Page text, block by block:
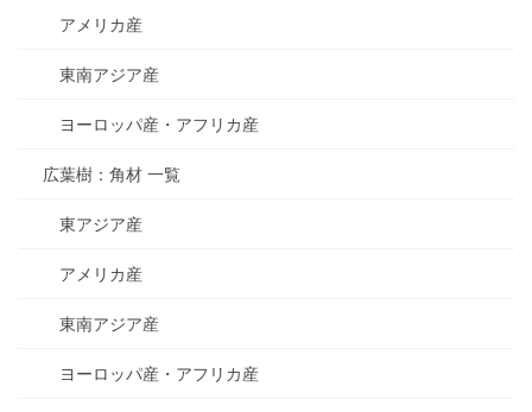
アメリカ産
東南アジア産
ヨーロッパ産・アフリカ産
広葉樹：角材 一覧
東アジア産
アメリカ産
東南アジア産
ヨーロッパ産・アフリカ産